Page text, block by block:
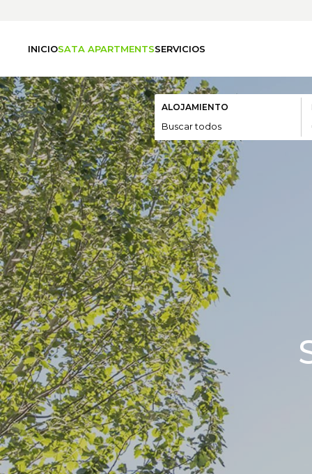
INICIOSATA APARTMENTSSERVICIOS
ALOJAMIENTO